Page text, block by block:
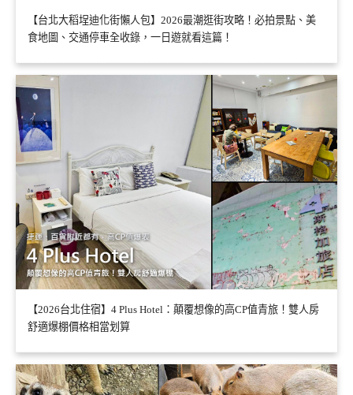
【台北大稻埕迪化街懶人包】2026最潮逛街攻略！必拍景點、美
食地圖、交通停車全收錄，一日遊就看這篇！
【2026台北住宿】4 Plus Hotel：顛覆想像的高CP值青旅！雙人房
舒適爆棚價格相當划算